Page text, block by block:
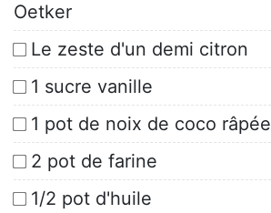
Oetker
Le zeste d'un demi citron
1 sucre vanille
1 pot de noix de coco râpée
2 pot de farine
1/2 pot d'huile